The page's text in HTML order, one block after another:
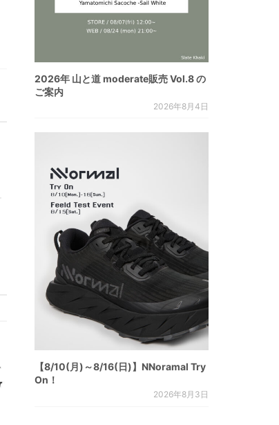
2026年 山と道 moderate販売 Vol.8 の
ご案内
2026年8月4日
【8/10(月)～8/16(日)】NNoramal Try
On！
2026年8月3日